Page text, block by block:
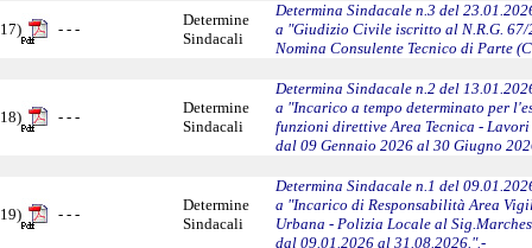
17) - - -
Determine
Sindacali
Determina Sindacale n.3 del
a "Giudizio Civile iscritto al N.R.G. 67/
Nomina Consulente Tecnico di Parte
18) - - -
Determine
Sindacali
Determina Sindacale n.2 del
a "Incarico a tempo determinato per
funzioni direttive Area Tecnica -
dal 09 Gennaio 2026 al 30 Giugno
19) - - -
Determine
Sindacali
Determina Sindacale n.1 del
a "Incarico di Responsabilità Area
Urbana - Polizia Locale al
dal 09.01.2026 al 31.08.2026.".-